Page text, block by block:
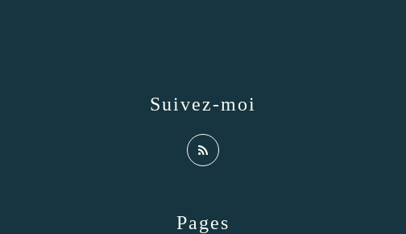
Pages
Suivez-moi